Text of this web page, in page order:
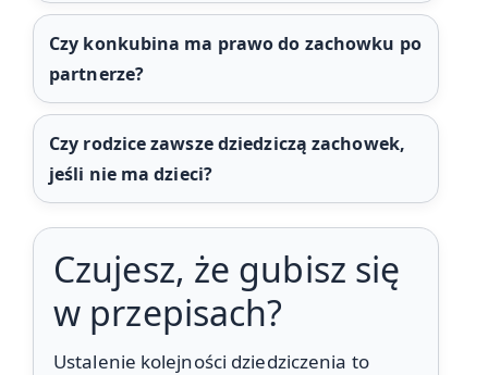
Czy konkubina ma prawo do zachowku po
partnerze?
Czy rodzice zawsze dziedziczą zachowek,
jeśli nie ma dzieci?
Czujesz, że gubisz się
w przepisach?
Ustalenie kolejności dziedziczenia to